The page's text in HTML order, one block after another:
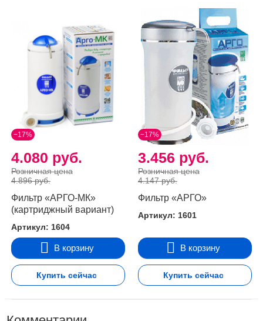
−17%
4.080 руб.
Розничная цена
4.896 руб.
Фильтр «АРГО-МК»
(картриджный вариант)
Артикул: 1604
В корзину
Купить сейчас
−17%
3.456 руб.
Розничная цена
4.147 руб.
Фильтр «АРГО»
Артикул: 1601
В корзину
Купить сейчас